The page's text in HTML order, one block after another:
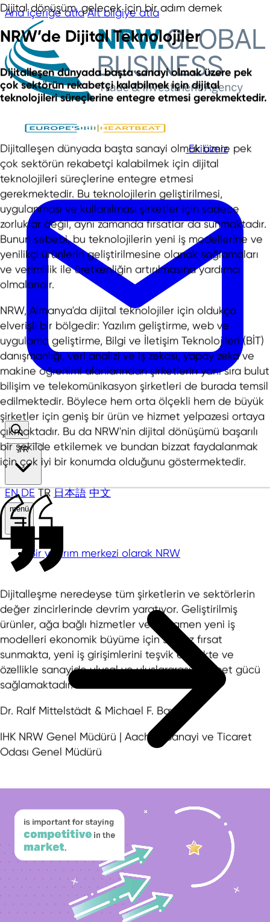
Ana içeriğe atla Alt bilgiye atla
Ekibimiz
TR
EN DE TR 日本語 中文
menü
Bir yatırım merkezi olarak NRW
Dijital dönüşüm, gelecek için bir adım demek
NRW’de Dijital Teknolojiler
Dijitalleşen dünyada başta sanayi olmak üzere pek
çok sektörün rekabetçi kalabilmek için dijital
teknolojileri süreçlerine entegre etmesi gerekmektedir.
Dijitalleşen dünyada başta sanayi olmak üzere pek
çok sektörün rekabetçi kalabilmek için dijital
teknolojileri süreçlerine entegre etmesi
gerekmektedir. Bu teknolojilerin geliştirilmesi,
uygulanması ve kullanılması şirketler için sadece
zorluklar değil, aynı zamanda fırsatlar da sunmaktadır.
Bunun sebebi, bu teknolojilerin yeni iş modellerine ve
yenilikçi ürünlerin geliştirilmesine olanak sağlamaları
ve verimlilik ile üretkenliğin artırılmasına yardımcı
olmalarıdır.
NRW, Almanya'da dijital teknolojiler için oldukça
elverişli bir bölgedir: Yazılım geliştirme, web ve
uygulama geliştirme, Bilgi ve İletişim Teknolojileri (BİT)
danışmanlığı, veri analizi ve iş zekası, yapay zeka ve
makine öğrenimi alanlarından şirketlerin yanı sıra bulut
bilişim ve telekomünikasyon şirketleri de burada temsil
edilmektedir. Böylece hem orta ölçekli hem de büyük
şirketler için geniş bir ürün ve hizmet yelpazesi ortaya
çıkmaktadır. Bu da NRW'nin dijital dönüşümü başarılı
bir şekilde etkilemek ve bundan bizzat faydalanmak
için çok iyi bir konumda olduğunu göstermektedir.
Dijitalleşme neredeyse tüm şirketlerin ve sektörlerin
değer zincirlerinde devrim yaratıyor. Geliştirilmiş
ürünler, ağa bağlı hizmetler ve tamamen yeni iş
modelleri ekonomik büyüme için sayısız fırsat
sunmakta, yeni iş girişimlerini teşvik etmekte ve
özellikle sanayide ulusal ve uluslararası rekabet gücü
sağlamaktadır.
Dr. Ralf Mittelstädt & Michael F. Bayer
IHK NRW Genel Müdürü | Aachen Sanayi ve Ticaret
Odası Genel Müdürü